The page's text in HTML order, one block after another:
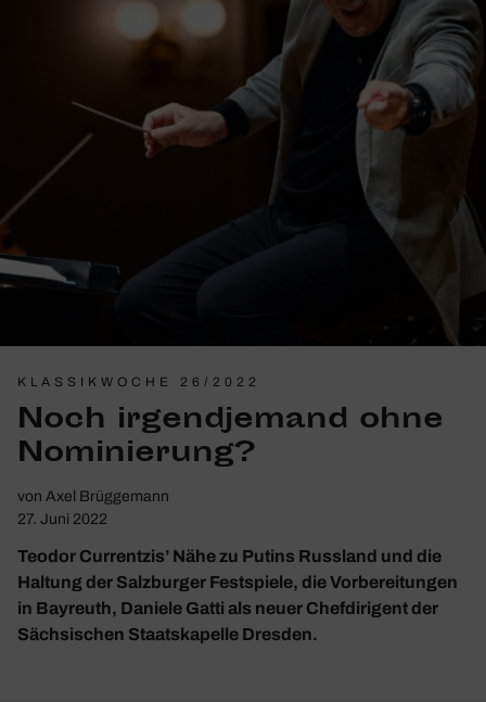
KLASSIKWOCHE 26/2022
Noch irgend­je­mand ohne
Nomi­nie­rung?
von Axel Brüggemann
27. Juni 2022
Teodor Currentzis’ Nähe zu Putins Russland und die
Haltung der Salzburger Festspiele, die Vorbereitungen
in Bayreuth, Daniele Gatti als neuer Chefdirigent der
Sächsischen Staatskapelle Dresden.